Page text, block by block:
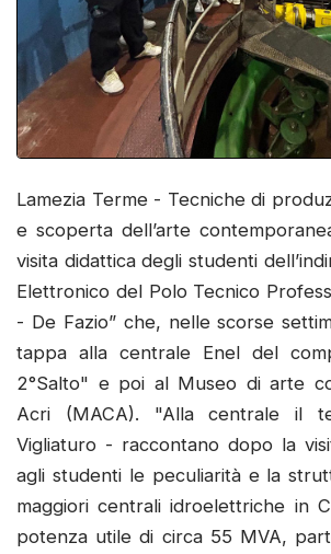
Lamezia Terme - Tecniche di
e scoperta dell’arte
visita didattica degli studenti
Elettronico del Polo Tecnico
- De Fazio” che, nelle scorse
tappa alla centrale Enel del
2°Salto" e poi al Museo di arte
Acri (MACA). "Alla centrale il
Vigliaturo - raccontano dopo la
agli studenti le peculiarità e la
maggiori centrali idroelettriche in
potenza utile di circa 55 MVA,